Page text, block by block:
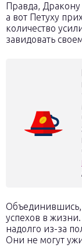
Правда, Дракону
а вот Петуху
количество
завидовать
Объединившись,
успехов в
надолго из-за
Они не могут